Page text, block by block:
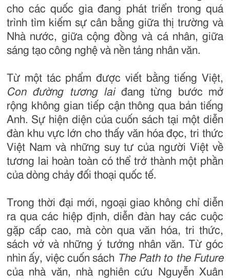
cho các quốc gia đang phát triển trong quá
trình tìm kiếm sự cân bằng giữa thị trường và
Nhà nước, giữa cộng đồng và cá nhân, giữa
sáng tạo công nghệ và nền tảng nhân văn.
Từ một tác phẩm được viết bằng tiếng Việt,
Con đường tương laiđang từng bước mở
rộng không gian tiếp cận thông qua bản tiếng
Anh. Sự hiện diện của cuốn sách tại một diễn
đàn khu vực lớn cho thấy văn hóa đọc, tri thức
Việt Nam và những suy tư của người Việt về
tương lai hoàn toàn có thể trở thành một phần
của dòng chảy đối thoại quốc tế.
Trong thời đại mới, ngoại giao không chỉ diễn
ra qua các hiệp định, diễn đàn hay các cuộc
gặp cấp cao, mà còn qua văn hóa, tri thức,
sách vở và những ý tưởng nhân văn. Từ góc
nhìn ấy, việc cuốn sách The Path to the Future
của nhà văn, nhà nghiên cứu Nguyễn Xuân